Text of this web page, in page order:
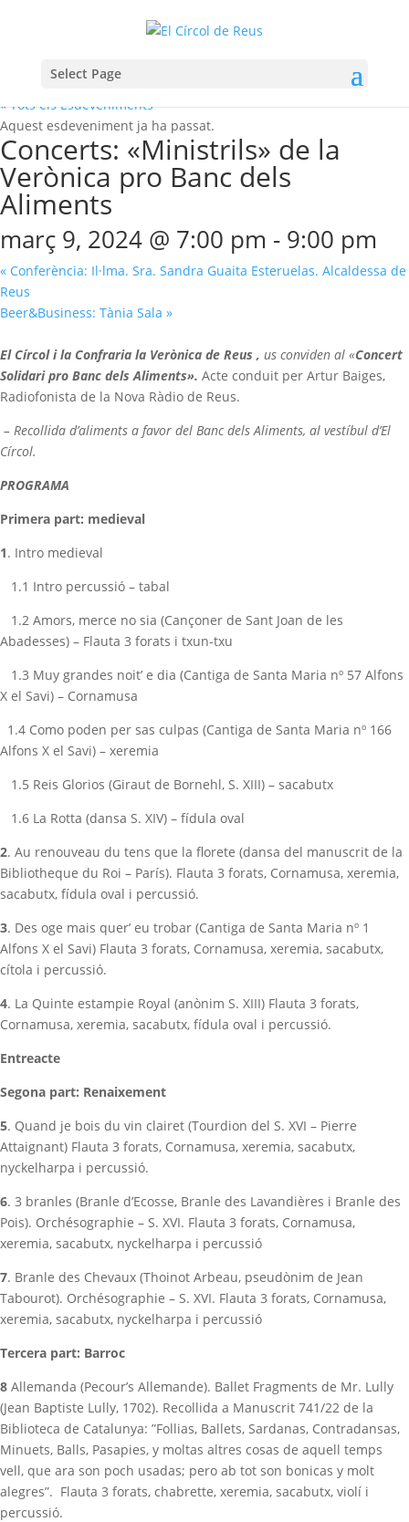
Select Page
« Tots els Esdeveniments
Aquest esdeveniment ja ha passat.
Concerts: «Ministrils» de la
Verònica pro Banc dels
Aliments
març 9, 2024 @ 7:00 pm - 9:00 pm
« Conferència: Il·lma. Sra. Sandra Guaita Esteruelas. Alcaldessa de
Reus
Beer&Business: Tània Sala »
El Círcol i la Confraria la Verònica de Reus , us conviden al «Concert
Solidari pro Banc dels Aliments». Acte conduit per Artur Baiges,
Radiofonista de la Nova Ràdio de Reus.
– Recollida d’aliments a favor del Banc dels Aliments, al vestíbul d’El
Círcol.
PROGRAMA
Primera part: medieval
1. Intro medieval
1.1 Intro percussió – tabal
1.2 Amors, merce no sia (Cançoner de Sant Joan de les
Abadesses) – Flauta 3 forats i txun-txu
1.3 Muy grandes noit’ e dia (Cantiga de Santa Maria nº 57 Alfons
X el Savi) – Cornamusa
1.4 Como poden per sas culpas (Cantiga de Santa Maria nº 166
Alfons X el Savi) – xeremia
1.5 Reis Glorios (Giraut de Bornehl, S. XIII) – sacabutx
1.6 La Rotta (dansa S. XIV) – fídula oval
2. Au renouveau du tens que la florete (dansa del manuscrit de la
Bibliotheque du Roi – París). Flauta 3 forats, Cornamusa, xeremia,
sacabutx, fídula oval i percussió.
3. Des oge mais quer’ eu trobar (Cantiga de Santa Maria nº 1
Alfons X el Savi) Flauta 3 forats, Cornamusa, xeremia, sacabutx,
cítola i percussió.
4. La Quinte estampie Royal (anònim S. XIII) Flauta 3 forats,
Cornamusa, xeremia, sacabutx, fídula oval i percussió.
Entreacte
Segona part: Renaixement
5. Quand je bois du vin clairet (Tourdion del S. XVI – Pierre
Attaignant) Flauta 3 forats, Cornamusa, xeremia, sacabutx,
nyckelharpa i percussió.
6. 3 branles (Branle d’Ecosse, Branle des Lavandières i Branle des
Pois). Orchésographie – S. XVI. Flauta 3 forats, Cornamusa,
xeremia, sacabutx, nyckelharpa i percussió
7. Branle des Chevaux (Thoinot Arbeau, pseudònim de Jean
Tabourot). Orchésographie – S. XVI. Flauta 3 forats, Cornamusa,
xeremia, sacabutx, nyckelharpa i percussió
Tercera part: Barroc
8 Allemanda (Pecour’s Allemande). Ballet Fragments de Mr. Lully
(Jean Baptiste Lully, 1702). Recollida a Manuscrit 741/22 de la
Biblioteca de Catalunya: ”Follias, Ballets, Sardanas, Contradansas,
Minuets, Balls, Pasapies, y moltas altres cosas de aquell temps
vell, que ara son poch usadas; pero ab tot son bonicas y molt
alegres”. Flauta 3 forats, chabrette, xeremia, sacabutx, violí i
percussió.